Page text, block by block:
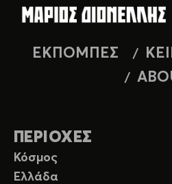
ΕΚΠΟΜΠΕΣ
ΠΕΡΙΟΧΕΣ
Κόσμος
Ελλάδα